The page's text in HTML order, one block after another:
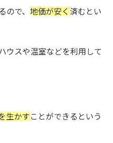
ので、 地価が安く 済むとい
ウスや温室などを利用して
生かす ことができるという